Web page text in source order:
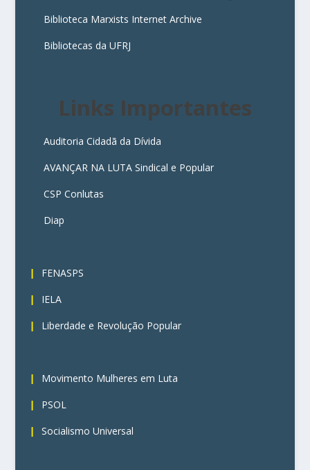
Biblioteca Marxists Internet Archive
Bibliotecas da UFRJ
Links Importantes
Auditoria Cidadã da Dívida
AVANÇAR NA LUTA Sindical e Popular
CSP Conlutas
Diap
FENASPS
IELA
Liberdade e Revolução Popular
Movimento Mulheres em Luta
PSOL
Socialismo Universal